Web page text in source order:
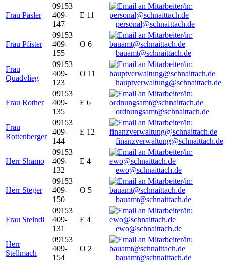
Frau Pasler
09153
409-
147
E 11
personal@schnaittach.de
Frau Pfister
09153
409-
155
O 6
bauamt@schnaittach.de
Frau
Quadvlieg
09153
409-
123
O 11
hauptverwaltung@schnaittach.de
Frau Rother
09153
409-
135
E 6
ordnungsamt@schnaittach.de
Frau
Rottenberger
09153
409-
144
E 12
finanzverwaltung@schnaittach.de
Herr Shamo
09153
409-
132
E 4
ewo@schnaittach.de
Herr Steger
09153
409-
150
O 5
bauamt@schnaittach.de
Frau Steindl
09153
409-
131
E 4
ewo@schnaittach.de
Herr
Stellmach
09153
409-
154
O 2
bauamt@schnaittach.de